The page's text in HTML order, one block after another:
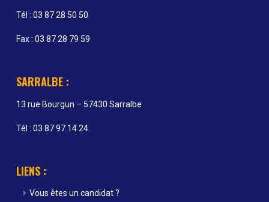
Tél : 03 87 28 50 50
Fax : 03 87 28 79 59
SARRALBE :
13 rue Bourgun – 57430 Sarralbe
Tél : 03 87 97 14 24
LIENS :
Vous êtes un candidat ?